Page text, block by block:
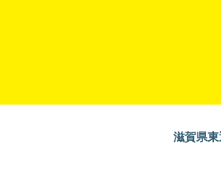
滋賀県